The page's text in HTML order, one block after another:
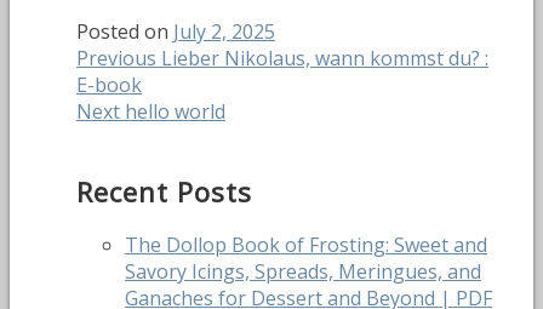
Posted on July 2, 2025
Post
navigation
Previous Previous
Lieber Nikolaus, wann kommst du? :
E-book
Next Next
hello world
Recent Posts
The Dollop Book of Frosting: Sweet and
Savory Icings, Spreads, Meringues, and
Ganaches for Dessert and Beyond | PDF